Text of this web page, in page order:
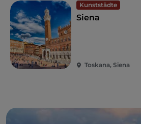
Kunststädte
Siena
Toskana, Siena